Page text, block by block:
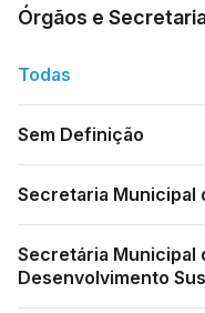
Órgãos e
Todas
Sem Definição
Secretaria Municipal
Secretária Municipal
Desenvolvimento